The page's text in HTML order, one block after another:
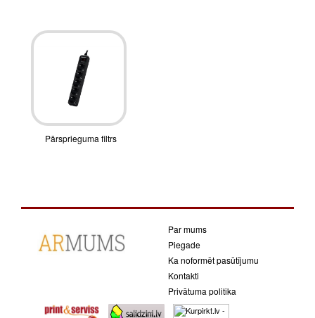
Pārsprieguma filtrs
Par mums
Piegade
Ka noformēt pasūtījumu
Kontakti
Privātuma politika